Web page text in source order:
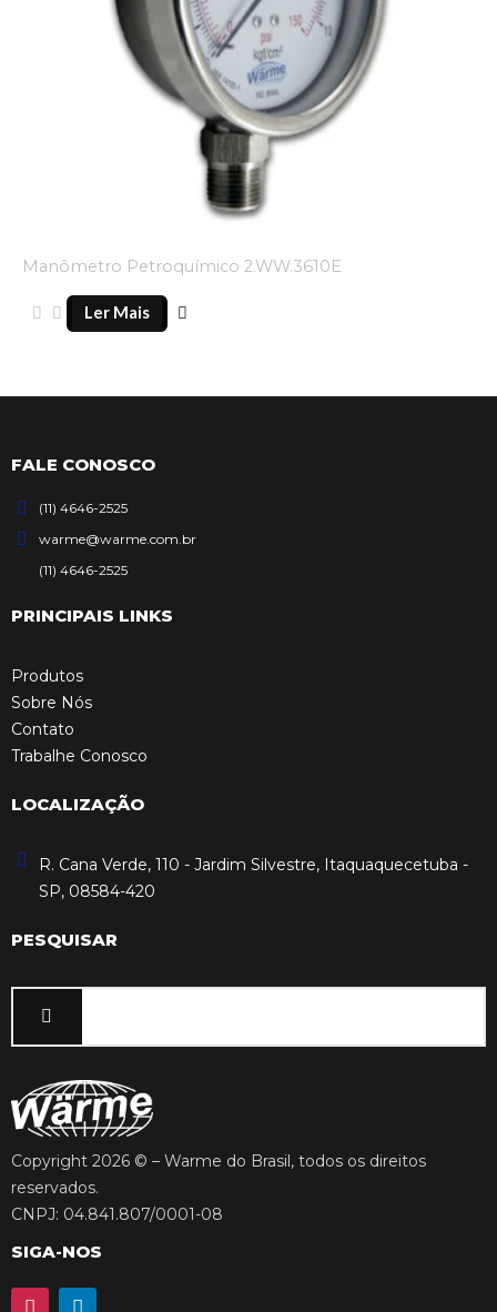
Manômetro Petroquímico 2.WW.3610E
Ler Mais
FALE CONOSCO
(11) 4646-2525
warme@warme.com.br
(11) 4646-2525
PRINCIPAIS LINKS
Produtos
Sobre Nós
Contato
Trabalhe Conosco
LOCALIZAÇÃO
R. Cana Verde, 110 - Jardim Silvestre, Itaquaquecetuba -
SP, 08584-420
PESQUISAR
Copyright 2026 © – Warme do Brasil, todos os direitos
reservados.
CNPJ: 04.841.807/0001-08
SIGA-NOS
I
L